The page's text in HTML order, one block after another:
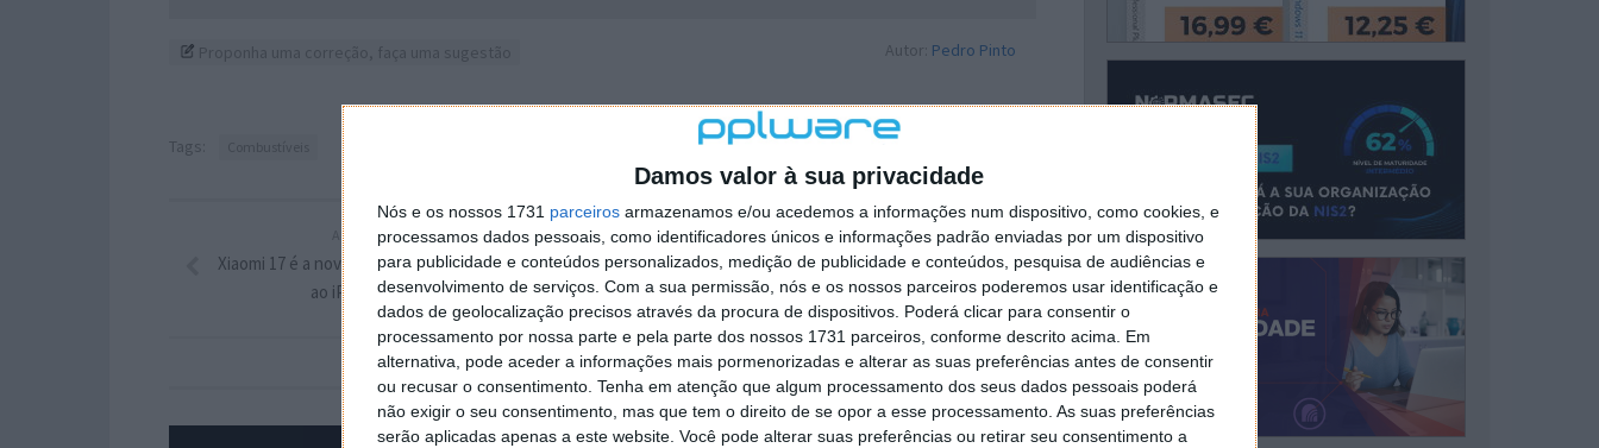
Damos valor à sua privacidade
Nós e os nossos 1731 parceiros armazenamos e/ou acedemos a informações num dispositivo, como cookies, e
processamos dados pessoais, como identificadores únicos e informações padrão enviadas por um dispositivo
para publicidade e conteúdos personalizados, medição de publicidade e conteúdos, pesquisa de audiências e
desenvolvimento de serviços. Com a sua permissão, nós e os nossos parceiros poderemos usar identificação e
dados de geolocalização precisos através da procura de dispositivos. Poderá clicar para consentir o
processamento por nossa parte e pela parte dos nossos 1731 parceiros, conforme descrito acima. Em
alternativa, pode aceder a informações mais pormenorizadas e alterar as suas preferências antes de consentir
ou recusar o consentimento. Tenha em atenção que algum processamento dos seus dados pessoais poderá
não exigir o seu consentimento, mas que tem o direito de se opor a esse processamento. As suas preferências
serão aplicadas apenas a este website. Você pode alterar suas preferências ou retirar seu consentimento a
Autor: Pedro Pinto
Tags:
PRÓXIMO ARTIGO
O que acontece se o seu filho tiver um
acidente com o seu carro?
ARTIGO ANTERIOR
Xiaomi 17 é a novidade que vai trazer problemas
ao iPhone 17 e à Apple